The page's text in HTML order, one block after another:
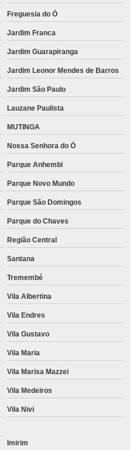
Freguesia do Ó
Jardim Franca
Jardim Guarapiranga
Jardim Leonor Mendes de Barros
Jardim São Paulo
Lauzane Paulista
MUTINGA
Nossa Senhora do Ó
Parque Anhembi
Parque Novo Mundo
Parque São Domingos
Parque do Chaves
Região Central
Santana
Tremembé
Vila Albertina
Vila Endres
Vila Gustavo
Vila Maria
Vila Marisa Mazzei
Vila Medeiros
Vila Nivi
Imirim